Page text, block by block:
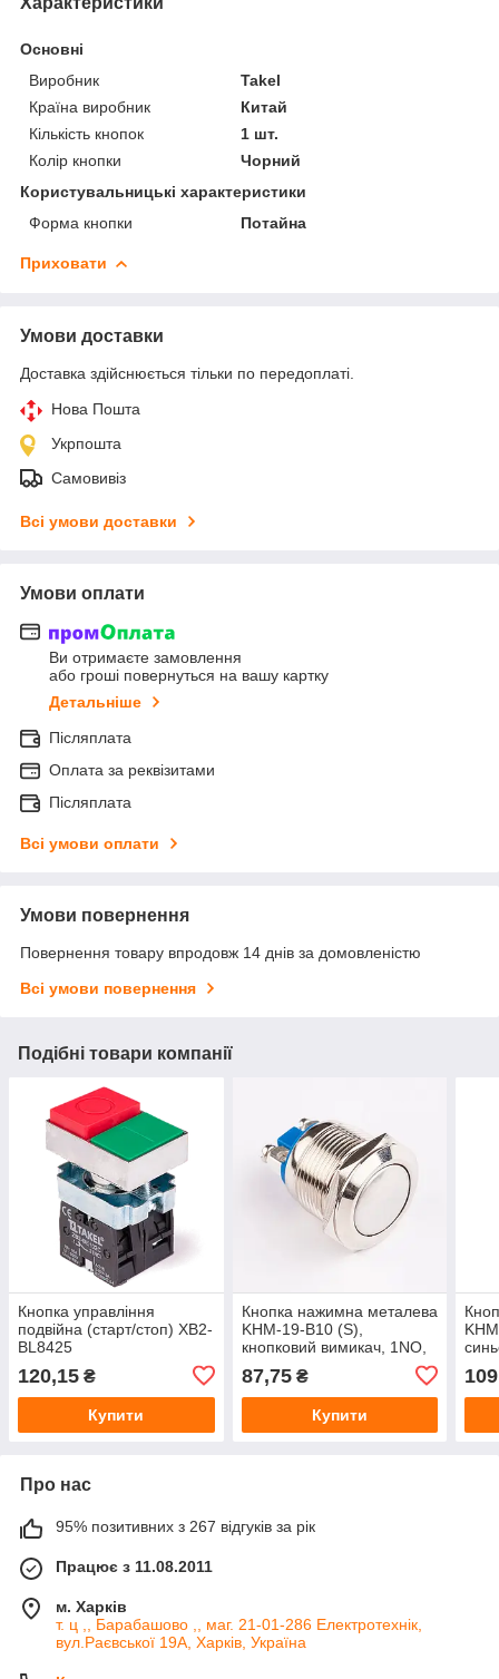
Основні
Виробник
Takel
Країна виробник
Китай
Кількість кнопок
1 шт.
Колір кнопки
Чорний
Користувальницькі характеристики
Форма кнопки
Потайна
Приховати
Умови доставки
Доставка здійснюється тільки по передоплаті.
Нова Пошта
Укрпошта
Самовивіз
Всі умови доставки
Умови оплати
Ви отримаєте замовлення
або гроші повернуться на вашу картку
Детальніше
Післяплата
Оплата за реквізитами
Післяплата
Всі умови оплати
Умови повернення
Повернення товару впродовж 14 днів за домовленістю
Всі умови повернення
Подібні товари компанії
Кнопка управління
подвійна (старт/стоп) XB2-
BL8425
120,15 ₴
Купити
Кнопка нажимна металева
KHM-19-B10 (S),
кнопковий вимикач, 1NO,
87,75₴
Купити
Про нас
95% позитивних з 267 відгуків за рік
Працює з 11.08.2011
м. Харків
т. ц ,, Барабашово ,, маг. 21-01-286 Електротехнік,
вул.Раєвської 19А, Харків, Україна